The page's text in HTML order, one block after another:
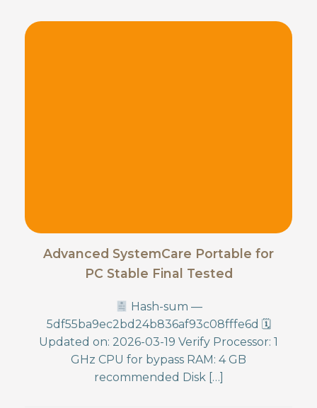
Advanced SystemCare Portable for
PC Stable Final Tested
Hash-sum —
5df55ba9ec2bd24b836af93c08fffe6d 🗓
Updated on: 2026-03-19 Verify Processor: 1
GHz CPU for bypass RAM: 4 GB
recommended Disk […]